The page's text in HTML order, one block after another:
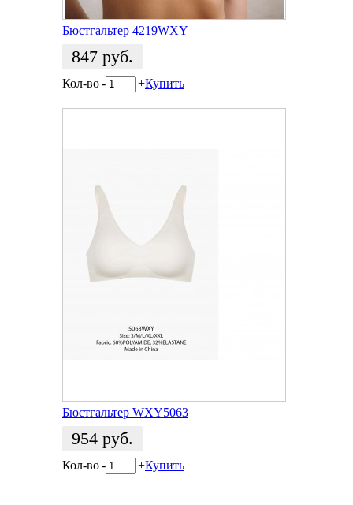
Бюстгальтер 4219WXY
847 руб.
Кол-во- +Купить
Бюстгальтер WXY5063
954 руб.
Кол-во- +Купить